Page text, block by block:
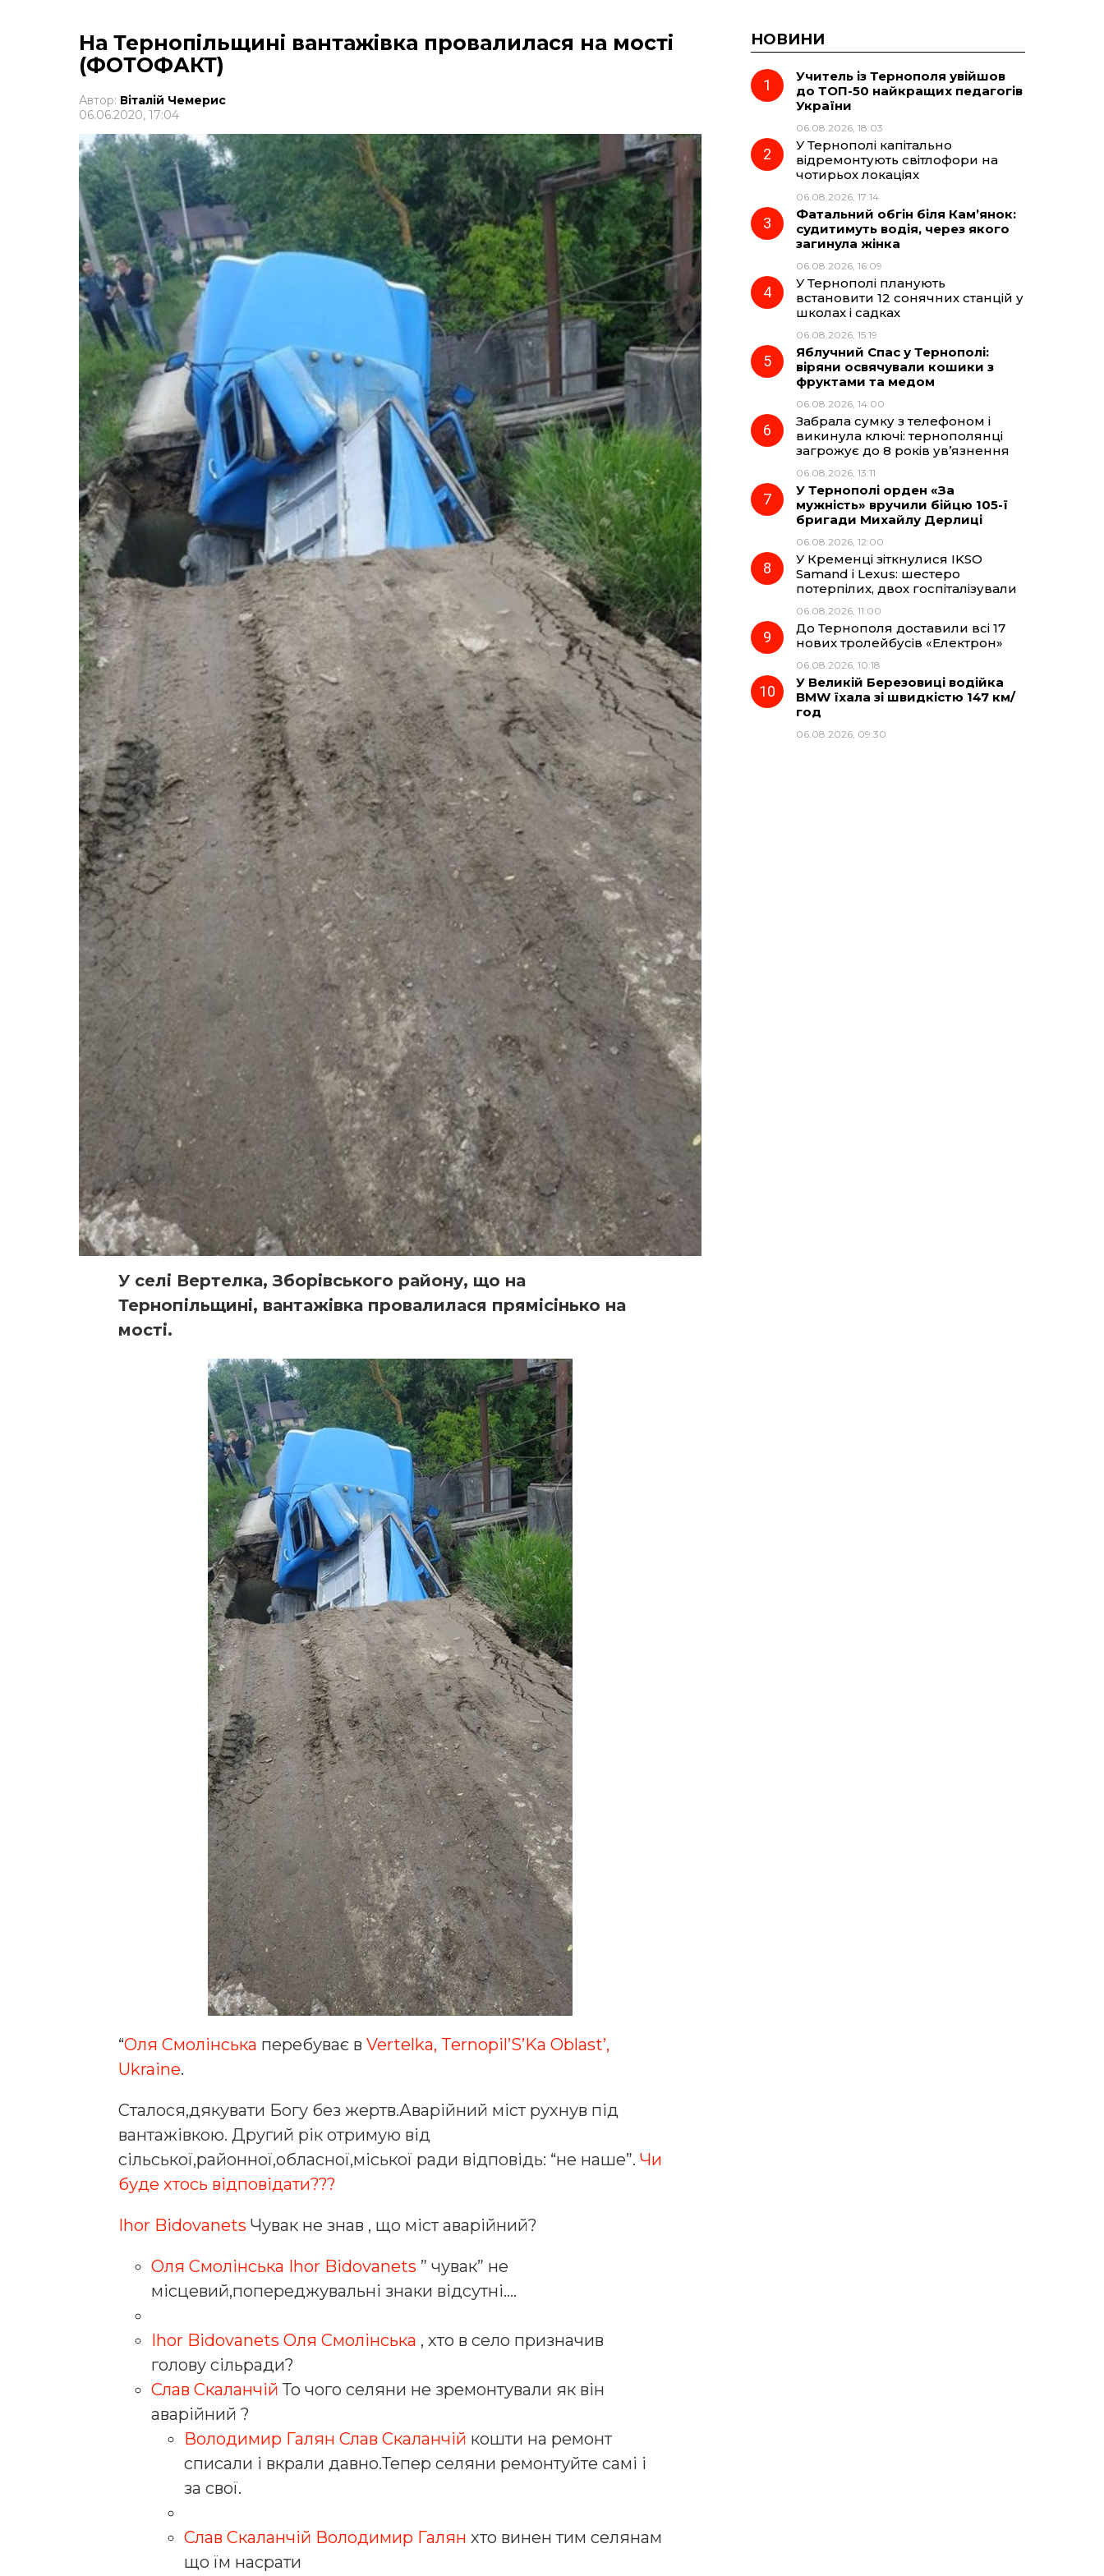
На Тернопільщині вантажівка провалилася на мості
(ФОТОФАКТ)
Автор: Віталій Чемерис
06.06.2020, 17:04
У селі Вертелка, Зборівського району, що на
Тернопільщині, вантажівка провалилася прямісінько на
мості.
“Оля Смолінська перебуває в Vertelka, Ternopil’S’Ka Oblast’,
Ukraine.
Сталося,дякувати Богу без жертв.Аварійний міст рухнув під
вантажівкою. Другий рік отримую від
сільської,районної,обласної,міської ради відповідь: “не наше”. Чи
буде хтось відповідати???
Ihor Bidovanets Чувак не знав , що міст аварійний?
Оля Смолінська Ihor Bidovanets ” чувак” не
місцевий,попереджувальні знаки відсутні….
Ihor Bidovanets Оля Смолінська , хто в село призначив
голову сільради?
Слав Скаланчій То чого селяни не зремонтували як він
аварійний ?
Володимир Галян Слав Скаланчій кошти на ремонт
списали і вкрали давно.Тепер селяни ремонтуйте самі і
за свої.
Слав Скаланчій Володимир Галян хто винен тим селянам
що їм насрати
НОВИНИ
Учитель із Тернополя увійшов
до ТОП-50 найкращих педагогів
України
06.08.2026, 18:03
У Тернополі капітально
відремонтують світлофори на
чотирьох локаціях
06.08.2026, 17:14
Фатальний обгін біля Кам’янок:
судитимуть водія, через якого
загинула жінка
06.08.2026, 16:09
У Тернополі планують
встановити 12 сонячних станцій у
школах і садках
06.08.2026, 15:19
Яблучний Спас у Тернополі:
віряни освячували кошики з
фруктами та медом
06.08.2026, 14:00
Забрала сумку з телефоном і
викинула ключі: тернополянці
загрожує до 8 років ув’язнення
06.08.2026, 13:11
У Тернополі орден «За
мужність» вручили бійцю 105-ї
бригади Михайлу Дерлиці
06.08.2026, 12:00
У Кременці зіткнулися IKSO
Samand і Lexus: шестеро
потерпілих, двох госпіталізували
06.08.2026, 11:00
До Тернополя доставили всі 17
нових тролейбусів «Електрон»
06.08.2026, 10:18
У Великій Березовиці водійка
BMW їхала зі швидкістю 147 км/
год
06.08.2026, 09:30